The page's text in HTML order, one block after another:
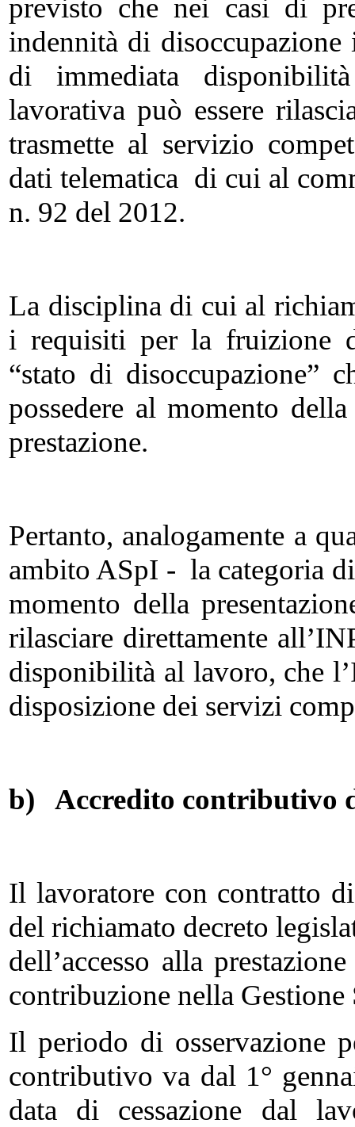
previsto che nei casi di
indennità di
di immediata
lavorativa può essere
trasmette al servizio
dati telematica di cui al
n. 92 del 2012.
La disciplina di cui al
i requisiti per la fruizione
“stato di disoccupazione”
possedere al momento
prestazione.
Pertanto, analogamente a
ambito ASpI - la categoria
momento della
rilasciare direttamente
disponibilità al lavoro, che
disposizione dei servizi
b) Accredito contributivo
Il lavoratore con contratto
del richiamato decreto
dell’accesso alla
contribuzione nella Gestione
Il periodo di osservazione
contributivo va dal 1°
data di cessazione dal